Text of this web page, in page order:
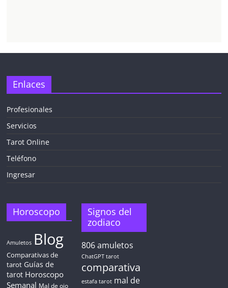
Enlaces
Profesionales
Servicios
Tarot Online
Teléfono
Ingresar
Horoscopo
Amuletos Blog
Comparativas de
tarot Guías de
tarot Horoscopo
Semanal Mal de ojo
Signos del
zodiaco
806amuletos
ChatGPT tarot
comparativa
estafa tarot mal de